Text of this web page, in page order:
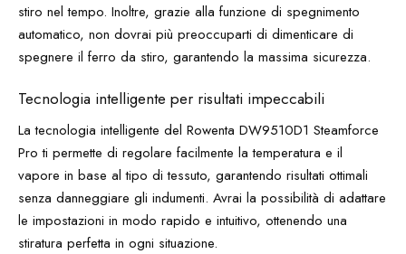
stiro nel tempo. Inoltre, grazie alla funzione di spegnimento
automatico, non dovrai più preoccuparti di dimenticare di
spegnere il ferro da stiro, garantendo la massima sicurezza.
Tecnologia intelligente per risultati impeccabili
La tecnologia intelligente del Rowenta DW9510D1 Steamforce
Pro ti permette di regolare facilmente la temperatura e il
vapore in base al tipo di tessuto, garantendo risultati ottimali
senza danneggiare gli indumenti. Avrai la possibilità di adattare
le impostazioni in modo rapido e intuitivo, ottenendo una
stiratura perfetta in ogni situazione.